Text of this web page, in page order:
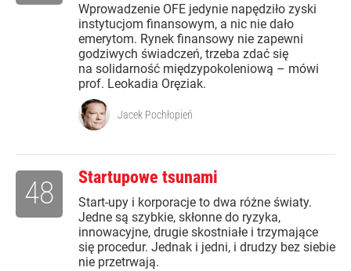
Wprowadzenie OFE jedynie napędziło zyski
instytucjom finansowym, a nic nie dało
emerytom. Rynek finansowy nie zapewni
godziwych świadczeń, trzeba zdać się
na solidarność międzypokoleniową – mówi
prof. Leokadia Oręziak.
Jacek Pochłopień
Startupowe tsunami
Start-upy i korporacje to dwa różne światy.
Jedne są szybkie, skłonne do ryzyka,
innowacyjne, drugie skostniałe i trzymające
się procedur. Jednak i jedni, i drudzy bez siebie
nie przetrwają.
48